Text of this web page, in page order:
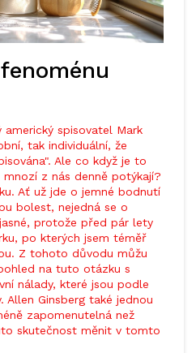
americký spisovatel Mark
tak individuální, že
Ale co když je to
z nás denně potýkají?
Ať už jde o jemné bodnutí
bolest, nejedná se o
protože před pár lety
po kterých jsem téměř
Z tohoto důvodu můžu
na tuto otázku s
nálady, které jsou podle
Allen Ginsberg také jednou
zapomenutelná než
skutečnost měnit v tomto